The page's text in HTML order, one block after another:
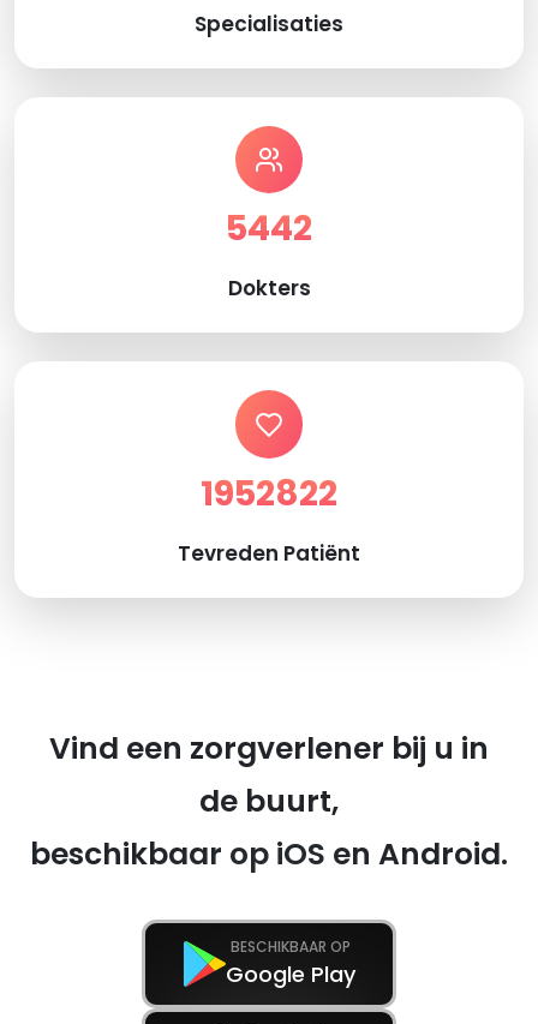
Specialisaties
5442
Dokters
1952822
Tevreden Patiënt
Vind een zorgverlener bij u in
de buurt,
beschikbaar op iOS en Android.
BESCHIKBAAR OP
Google Play